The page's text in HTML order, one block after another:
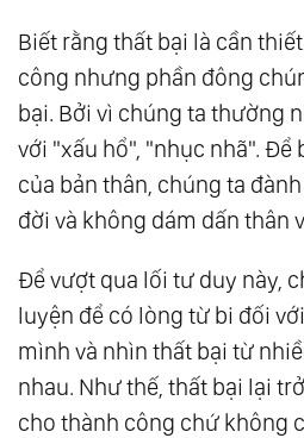
Biết rằng thất bại là cần
công nhưng phần đông
bại. Bởi vì chúng ta thường
với "xấu hổ", "nhục nhã". Để
của bản thân, chúng ta
đời và không dám dấn thân
Để vượt qua lối tư duy này,
luyện để có lòng từ bi đối
mình và nhìn thất bại từ
nhau. Như thế, thất bại lại
cho thành công chứ không